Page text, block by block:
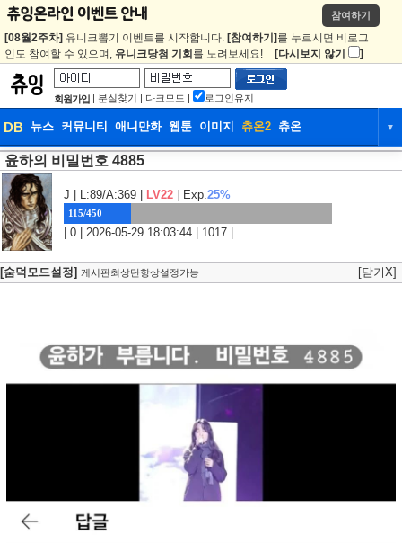
참여하기
[08월2주차] 유니크뽑기 이벤트를 시작합니다. [참여하기] 를 누르시면 비로그
인도 참여할 수 있으며, 유니크당첨 기회 를 노려보세요! [다시보지 않기 ]
회원가입 | 분실찾기 | 다크모드 | 로그인유지
DB 뉴스 커뮤니티 애니만화 웹툰 이미지 츄온2 츄온 ▼
DB 뉴스
웹툰 이미지
윤하의 비밀번호 4885
J | L:89/A:369 | LV22 Exp.25%
115/450
| 0 | 2026-05-29 18:03:44 | 1017 |
[숨덕모드설정] 게시판최상단항상설정가능 [닫기X]